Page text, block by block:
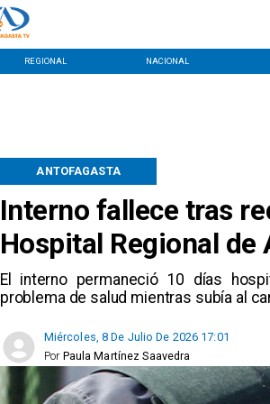
REGIONAL NACIONAL
Interno fallece tras
Hospital Regional de
El interno permaneció 10 días
problema de salud mientras subía al
ANTOFAGASTA
Miércoles, 8 De Julio De 2026 17:01
Paula Martínez Saavedra
Por